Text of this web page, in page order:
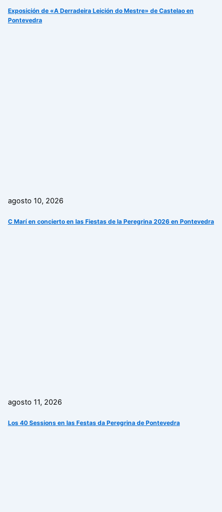
Exposición de «A Derradeira Leición do Mestre» de Castelao en
Pontevedra
agosto 10, 2026
C Marí en concierto en las Fiestas de la Peregrina 2026 en Pontevedra
agosto 11, 2026
Los 40 Sessions en las Festas da Peregrina de Pontevedra